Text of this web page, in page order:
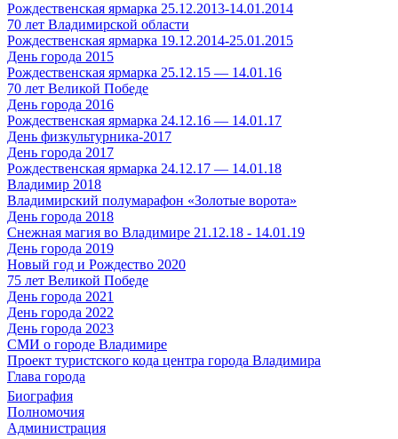
Рождественская ярмарка 25.12.2013-14.01.2014
70 лет Владимирской области
Рождественская ярмарка 19.12.2014-25.01.2015
День города 2015
Рождественская ярмарка 25.12.15 — 14.01.16
70 лет Великой Победе
День города 2016
Рождественская ярмарка 24.12.16 — 14.01.17
День физкультурника-2017
День города 2017
Рождественская ярмарка 24.12.17 — 14.01.18
Владимир 2018
Владимирский полумарафон «Золотые ворота»
День города 2018
Снежная магия во Владимире 21.12.18 - 14.01.19
День города 2019
Новый год и Рождество 2020
75 лет Великой Победе
День города 2021
День города 2022
День города 2023
СМИ о городе Владимире
Проект туристского кода центра города Владимира
Глава города
Биография
Полномочия
Администрация